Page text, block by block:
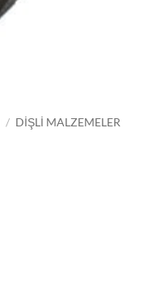
/ DIŞLI MALZEMELER